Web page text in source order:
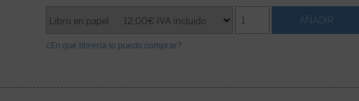
¿En qué librería lo puedo comprar?